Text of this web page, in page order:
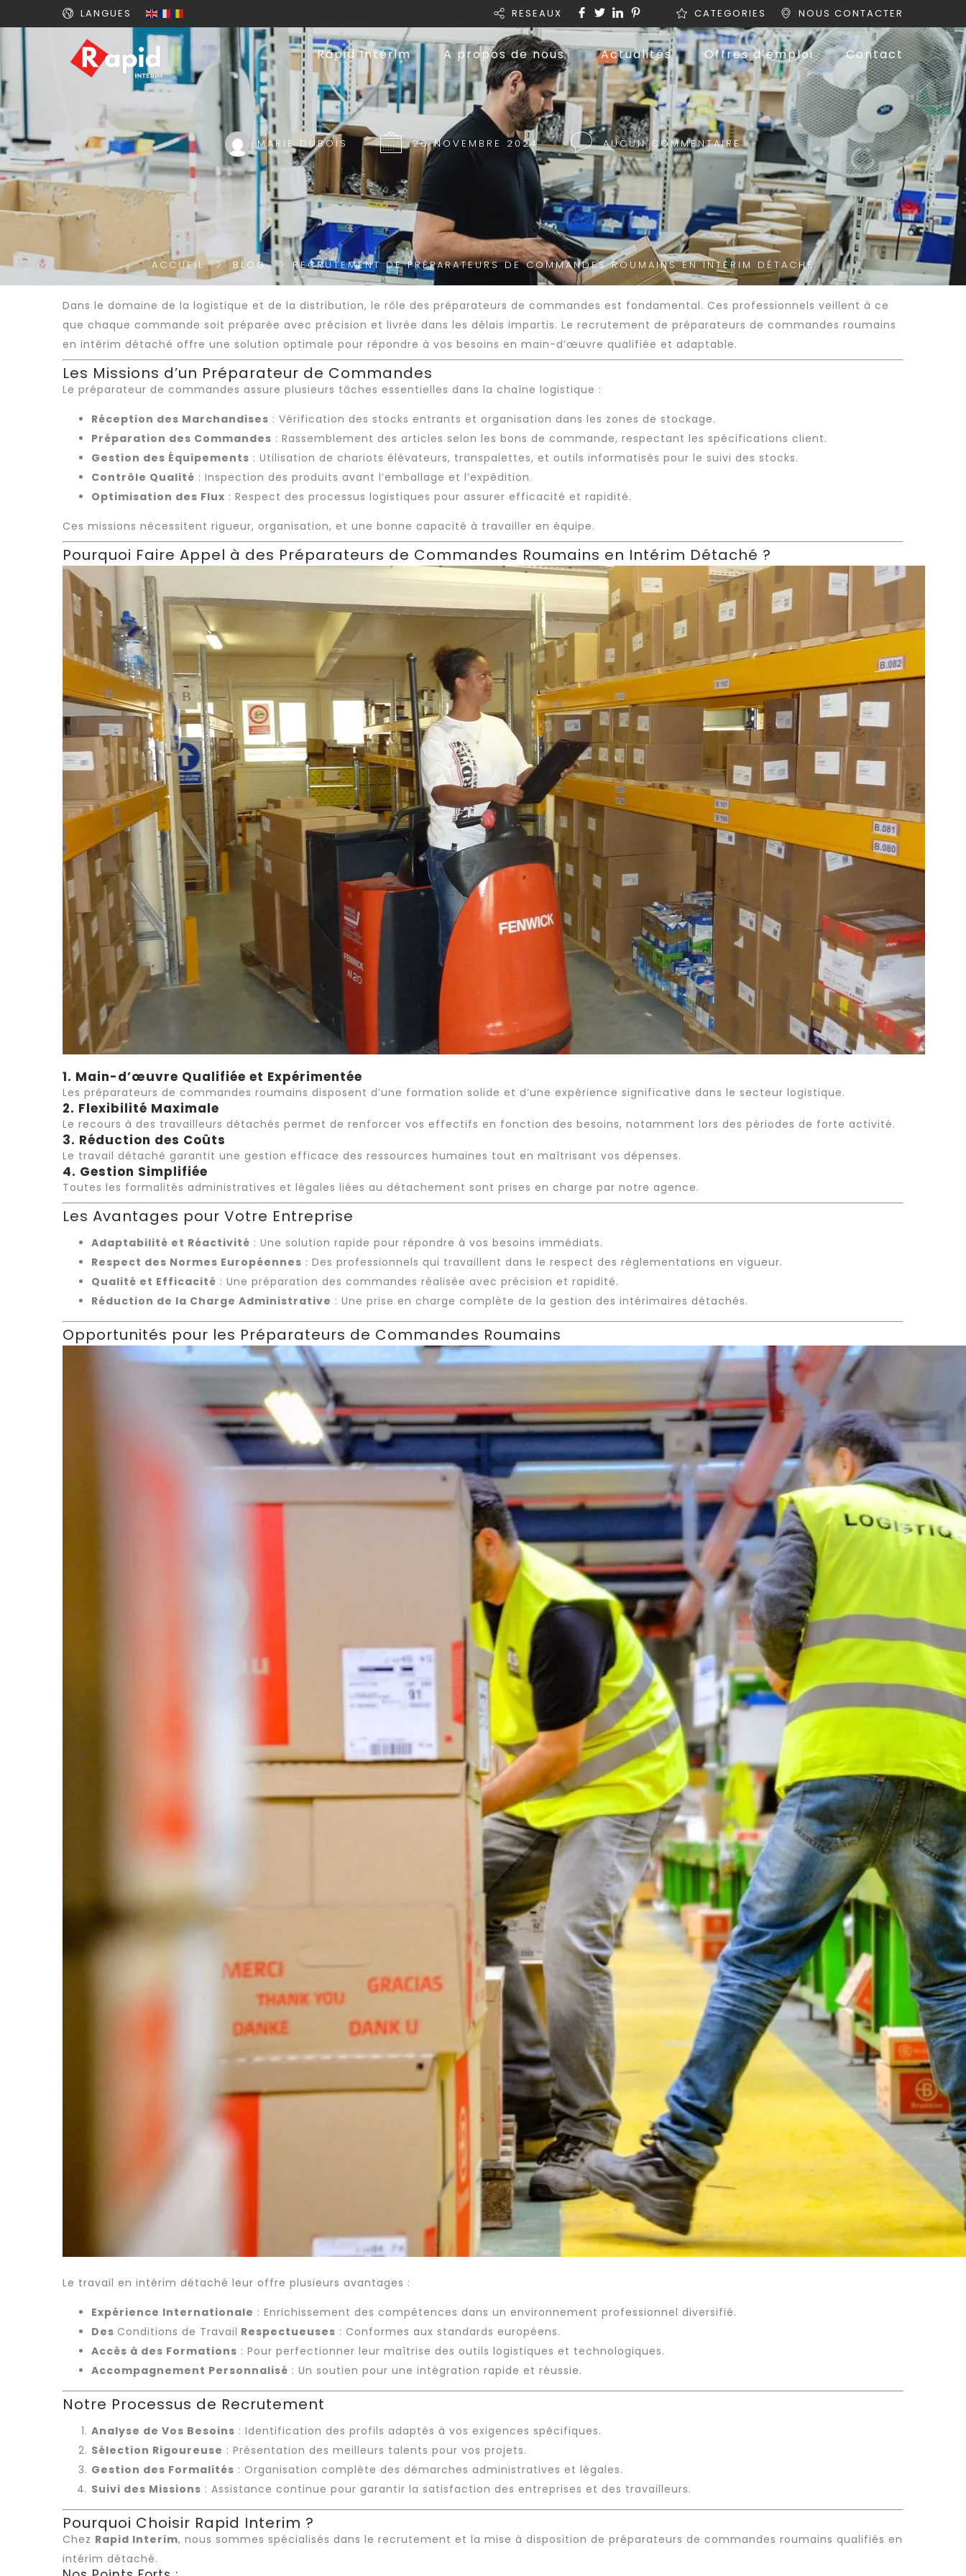
LANGUES RESEAUX NOUS CONTACTER
CATEGORIES
Rapid Intérim A propos de nous Actualités Offres d’emploi Contact
MARIE DUBOIS 26 NOVEMBRE 2024 AUCUN COMMENTAIRE
ACCUEIL BLOG RECRUTEMENT DE PRÉPARATEURS DE COMMANDES ROUMAINS EN INTÉRIM DÉTACHÉ
Dans le domaine de la logistique et de la distribution, le rôle des préparateurs de commandes est fondamental. Ces professionnels veillent à ce
que chaque commande soit préparée avec précision et livrée dans les délais impartis. Le recrutement de préparateurs de commandes roumains
en intérim détaché offre une solution optimale pour répondre à vos besoins en main-d’œuvre qualifiée et adaptable.
Les Missions d’un Préparateur de Commandes
Le préparateur de commandes assure plusieurs tâches essentielles dans la chaîne logistique :
Réception des Marchandises : Vérification des stocks entrants et organisation dans les zones de stockage.
Préparation des Commandes : Rassemblement des articles selon les bons de commande, respectant les spécifications client.
Gestion des Équipements : Utilisation de chariots élévateurs, transpalettes, et outils informatisés pour le suivi des stocks.
Contrôle Qualité : Inspection des produits avant l’emballage et l’expédition.
Optimisation des Flux : Respect des processus logistiques pour assurer efficacité et rapidité.
Ces missions nécessitent rigueur, organisation, et une bonne capacité à travailler en équipe.
Pourquoi Faire Appel à des Préparateurs de Commandes Roumains en Intérim Détaché ?
1. Main-d’œuvre Qualifiée et Expérimentée
Les préparateurs de commandes roumains disposent d’une formation solide et d’une expérience significative dans le secteur logistique.
2. Flexibilité Maximale
Le recours à des travailleurs détachés permet de renforcer vos effectifs en fonction des besoins, notamment lors des périodes de forte activité.
3. Réduction des Coûts
Le travail détaché garantit une gestion efficace des ressources humaines tout en maîtrisant vos dépenses.
4. Gestion Simplifiée
Toutes les formalités administratives et légales liées au détachement sont prises en charge par notre agence.
Les Avantages pour Votre Entreprise
Adaptabilité et Réactivité : Une solution rapide pour répondre à vos besoins immédiats.
Respect des Normes Européennes : Des professionnels qui travaillent dans le respect des réglementations en vigueur.
Qualité et Efficacité : Une préparation des commandes réalisée avec précision et rapidité.
Réduction de la Charge Administrative : Une prise en charge complète de la gestion des intérimaires détachés.
Opportunités pour les Préparateurs de Commandes Roumains
Le travail en intérim détaché leur offre plusieurs avantages :
Expérience Internationale : Enrichissement des compétences dans un environnement professionnel diversifié.
Des Conditions de Travail Respectueuses : Conformes aux standards européens.
Accès à des Formations : Pour perfectionner leur maîtrise des outils logistiques et technologiques.
Accompagnement Personnalisé : Un soutien pour une intégration rapide et réussie.
Notre Processus de Recrutement
Analyse de Vos Besoins : Identification des profils adaptés à vos exigences spécifiques.
Sélection Rigoureuse : Présentation des meilleurs talents pour vos projets.
Gestion des Formalités : Organisation complète des démarches administratives et légales.
Suivi des Missions : Assistance continue pour garantir la satisfaction des entreprises et des travailleurs.
Pourquoi Choisir Rapid Interim ?
Chez Rapid Interim, nous sommes spécialisés dans le recrutement et la mise à disposition de préparateurs de commandes roumains qualifiés en
intérim détaché.